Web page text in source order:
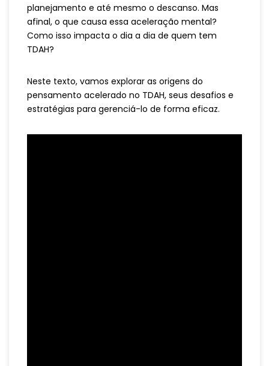
planejamento e até mesmo o descanso. Mas
afinal, o que causa essa aceleração mental?
Como isso impacta o dia a dia de quem tem
TDAH?
Neste texto, vamos explorar as origens do
pensamento acelerado no TDAH, seus desafios e
estratégias para gerenciá-lo de forma eficaz.